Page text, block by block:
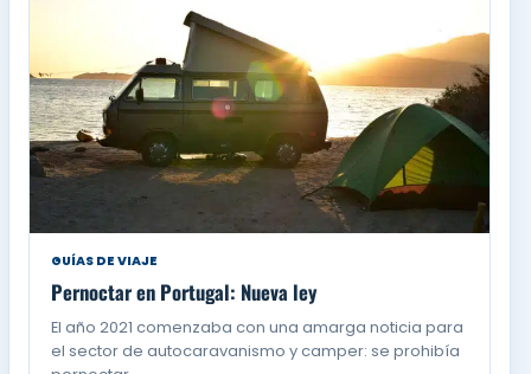
GUÍAS DE VIAJE
Pernoctar en Portugal: Nueva ley
El año 2021 comenzaba con una amarga noticia para
el sector de autocaravanismo y camper: se prohibía